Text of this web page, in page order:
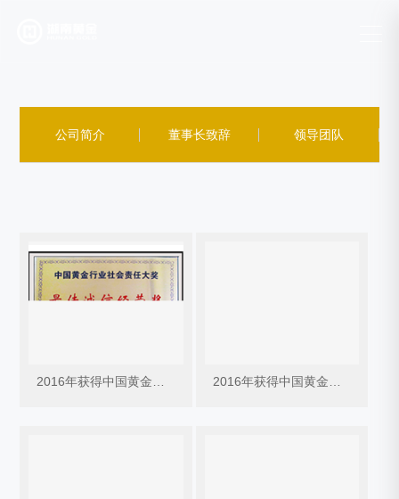
公司简介 董事长致辞 领导团队
2016年获得中国黄金行业社会责任大奖最佳诚信经营奖 2016年获得中国黄金行业社会责任大奖最佳绿色环保奖